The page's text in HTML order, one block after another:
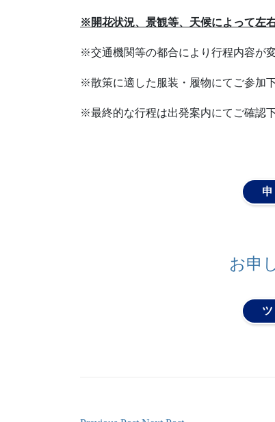
※開花状況、景観等、天候によって左
※交通機関等の都合により行程内容が
※散策に適した服装・履物にてご参加下
※最終的な行程は出発案内にてご確認下
お申